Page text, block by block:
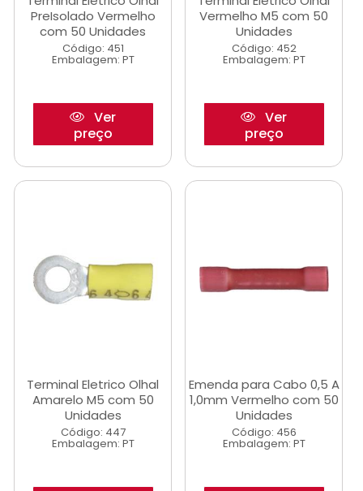
PreIsolado Vermelho
com 50 Unidades
Código: 451
Embalagem: PT
Ver
preço
Vermelho M5 com 50
Unidades
Código: 452
Embalagem: PT
Ver
preço
Terminal Eletrico Olhal
Amarelo M5 com 50
Unidades
Código: 447
Embalagem: PT
Emenda para Cabo 0,5 A
1,0mm Vermelho com 50
Unidades
Código: 456
Embalagem: PT